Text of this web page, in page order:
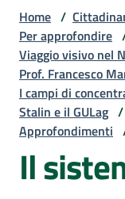
Concittadini
Porte
aperte
in
Assemblea
Home /
Per approfondire
Viaggio visivo nel
Prof. Francesco
I campi di
Stalin e il GULag /
Approfondimenti
Il